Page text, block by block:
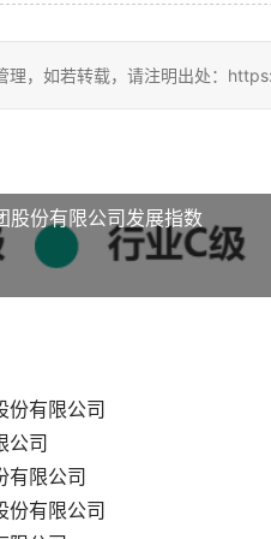
理，如若转载，请注明出处：
股份有限公司发展指数
份有限公司
公司
有限公司
份有限公司